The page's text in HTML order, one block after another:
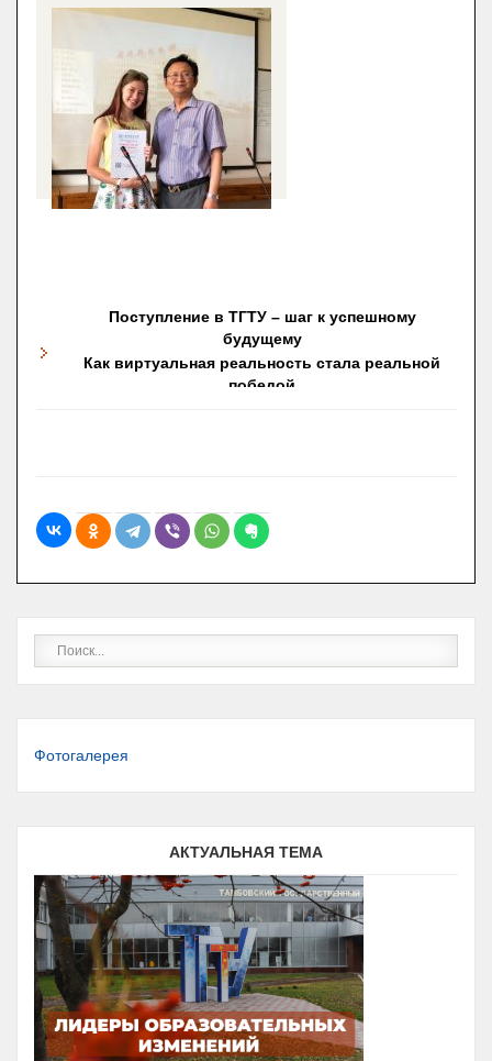
Поступление в ТГТУ – шаг к успешному
будущему
Как виртуальная реальность стала реальной
победой
Фотогалерея
АКТУАЛЬНАЯ ТЕМА